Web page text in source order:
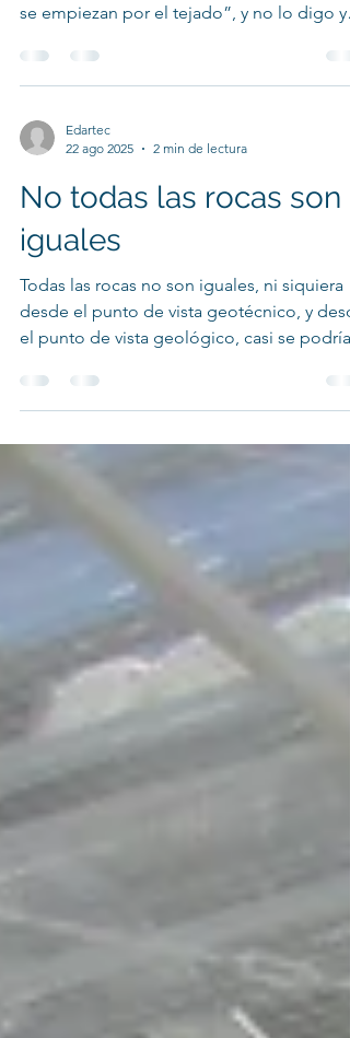
“Empezar la casa por el tejado”. En contra
del dicho popular, en geotecnia “las casas
Edartec
22 ago 2025
2 min de lectura
No todas las rocas son
iguales
Todas las rocas no son iguales, ni siquiera
desde el punto de vista geotécnico, y